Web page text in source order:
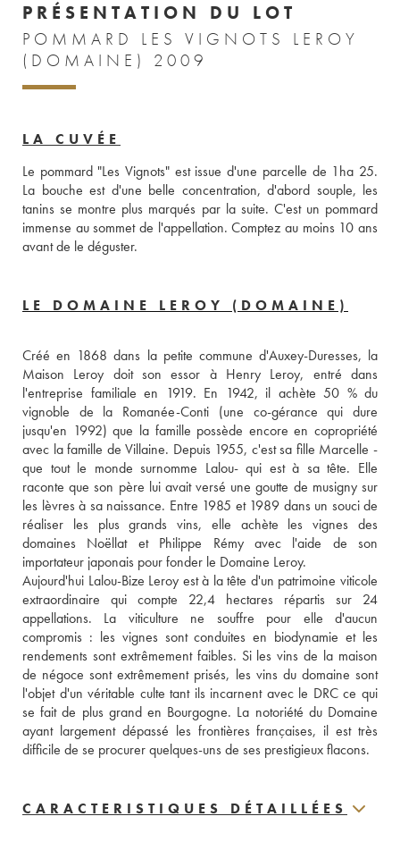
PRÉSENTATION DU LOT
POMMARD LES VIGNOTS LEROY
(DOMAINE) 2009
LA CUVÉE
Le pommard "Les Vignots" est issue d'une parcelle de 1ha 25.
La bouche est d'une belle concentration, d'abord souple, les
tanins se montre plus marqués par la suite. C'est un pommard
immense au sommet de l'appellation. Comptez au moins 10 ans
avant de le déguster.
LE DOMAINE LEROY (DOMAINE)
Créé en 1868 dans la petite commune d'Auxey-Duresses, la
Maison Leroy doit son essor à Henry Leroy, entré dans
l'entreprise familiale en 1919. En 1942, il achète 50 % du
vignoble de la Romanée-Conti (une co-gérance qui dure
jusqu'en 1992) que la famille possède encore en copropriété
avec la famille de Villaine. Depuis 1955, c'est sa fille Marcelle -
que tout le monde surnomme Lalou- qui est à sa tête. Elle
raconte que son père lui avait versé une goutte de musigny sur
les lèvres à sa naissance. Entre 1985 et 1989 dans un souci de
réaliser les plus grands vins, elle achète les vignes des
domaines Noëllat et Philippe Rémy avec l'aide de son
importateur japonais pour fonder le Domaine Leroy.
Aujourd'hui Lalou-Bize Leroy est à la tête d'un patrimoine viticole
extraordinaire qui compte 22,4 hectares répartis sur 24
appellations. La viticulture ne souffre pour elle d'aucun
compromis : les vignes sont conduites en biodynamie et les
rendements sont extrêmement faibles. Si les vins de la maison
de négoce sont extrêmement prisés, les vins du domaine sont
l'objet d'un véritable culte tant ils incarnent avec le DRC ce qui
se fait de plus grand en Bourgogne. La notoriété du Domaine
ayant largement dépassé les frontières françaises, il est très
difficile de se procurer quelques-uns de ses prestigieux flacons.
CARACTERISTIQUES DÉTAILLÉES